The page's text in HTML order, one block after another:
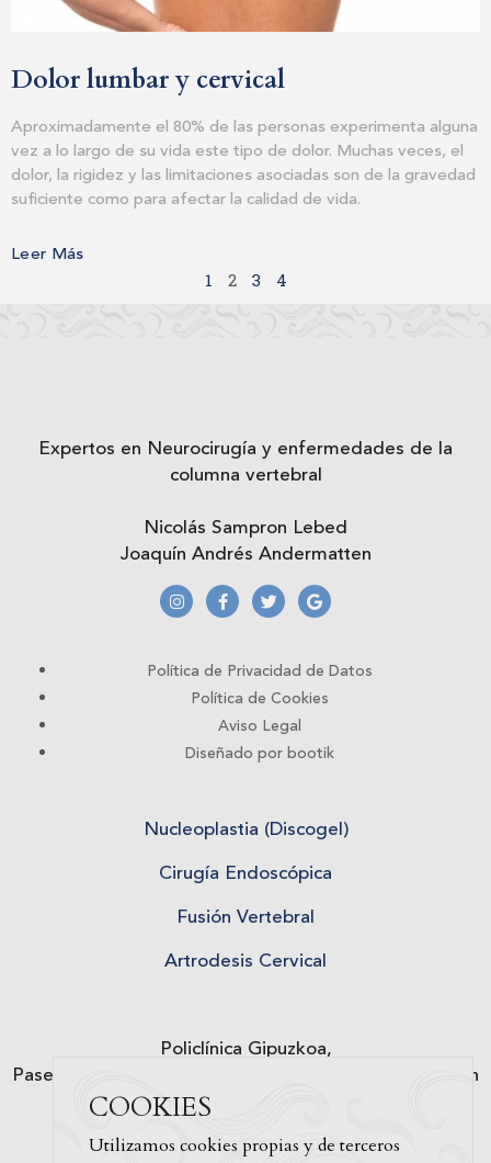
COOKIES
Utilizamos cookies propias y de terceros
Dolor lumbar y cervical
Aproximadamente el 80% de las personas experimenta alguna
vez a lo largo de su vida este tipo de dolor. Muchas veces, el
dolor, la rigidez y las limitaciones asociadas son de la gravedad
suficiente como para afectar la calidad de vida.
Leer Más
1 2 3 4
Expertos en Neurocirugía y enfermedades de la
columna vertebral
Nicolás Sampron Lebed
Joaquín Andrés Andermatten
Política de Privacidad de Datos
Política de Cookies
Aviso Legal
Diseñado por bootik
Nucleoplastia (Discogel)
Cirugía Endoscópica
Fusión Vertebral
Artrodesis Cervical
Policlínica Gipuzkoa,
Paseo de Miramón, 174, 20014 Donostia-San Sebastián
Tfno. 943 50 20 49